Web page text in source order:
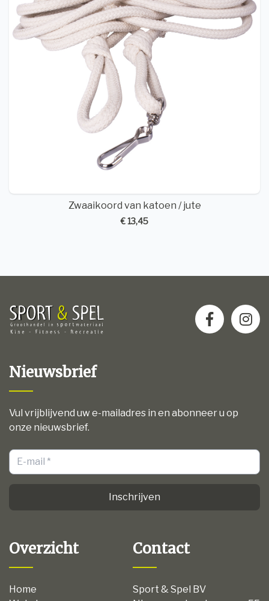
Zwaaikoord van katoen / jute
€ 13,45
Nieuwsbrief
Vul vrijblijvend uw e-mailadres in en abonneer u op
onze nieuwsbrief.
Inschrijven
Overzicht
Home
Contact
Sport & Spel BV